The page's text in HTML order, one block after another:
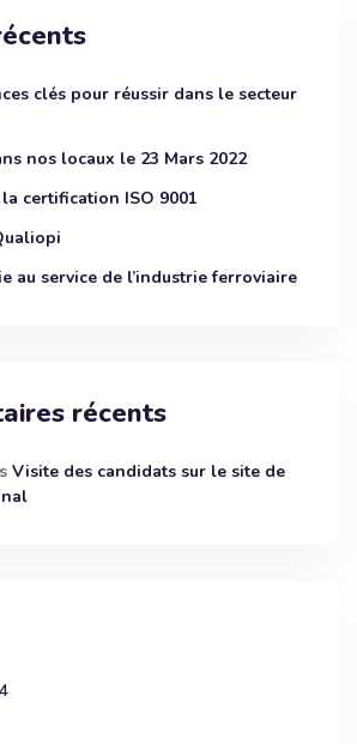
clés pour réussir dans le secteur
nos locaux le 23 Mars 2022
certification ISO 9001
au service de l’industrie ferroviaire
récents
Visite des candidats sur le site de